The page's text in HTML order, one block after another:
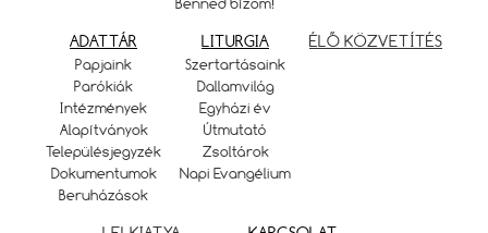
ADATTÁR
Papjaink
Parókiák
Intézmények
Alapítványok
Településjegyzék
Dokumentumok
Beruházások
LITURGIA
Szertartásaink
Dallamvilág
Egyházi év
Útmutató
Zsoltárok
Napi Evangélium
ÉLŐ KÖZVETÍTÉS